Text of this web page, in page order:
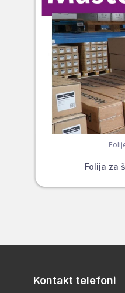
Folija za
Kontakt telefoni